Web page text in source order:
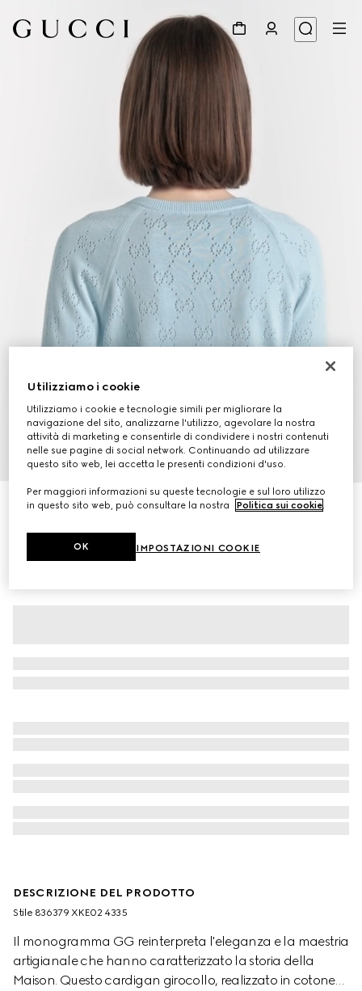
7
Cardigan in cotone con motivo GG
DESCRIZIONE DEL PRODOTTO
Stile ‎836379 XKE02 4335
Il monogramma GG reinterpreta l'eleganza e la maestria
artigianale che hanno caratterizzato la storia della
Maison. Questo cardigan girocollo, realizzato in cotone
Utilizziamo i cookie
Utilizziamo i cookie e tecnologie simili per migliorare la
navigazione del sito, analizzarne l'utilizzo, agevolare la nostra
attività di marketing e consentirle di condividere i nostri contenuti
nelle sue pagine di social network. Continuando ad utilizzare
questo sito web, lei accetta le presenti condizioni d'uso.
Per maggiori informazioni su queste tecnologie e sul loro utilizzo
in questo sito web, può consultare la nostra
Politica sui cookie.
IMPOSTAZIONI COOKIE
OK